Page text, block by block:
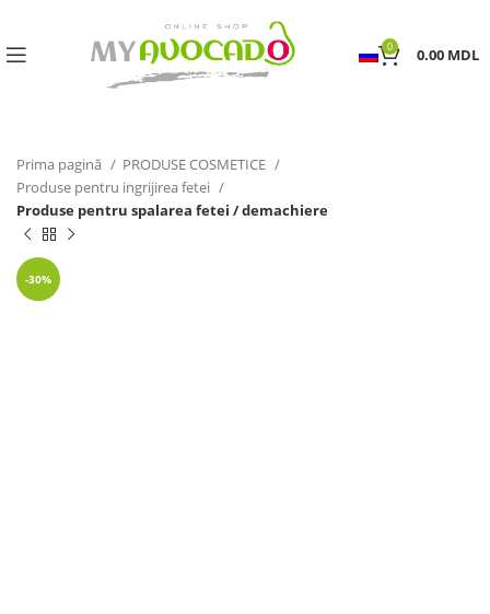
0 0.00 MDL
Prima pagină
PRODUSE COSMETICE
Produse pentru ingrijirea fetei
Produse pentru spalarea fetei / demachiere
-30%